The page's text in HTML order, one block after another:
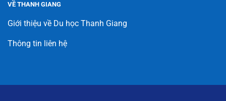
VỀ THANH GIANG
Giới thiệu về Du học Thanh Giang
Thông tin liên hệ